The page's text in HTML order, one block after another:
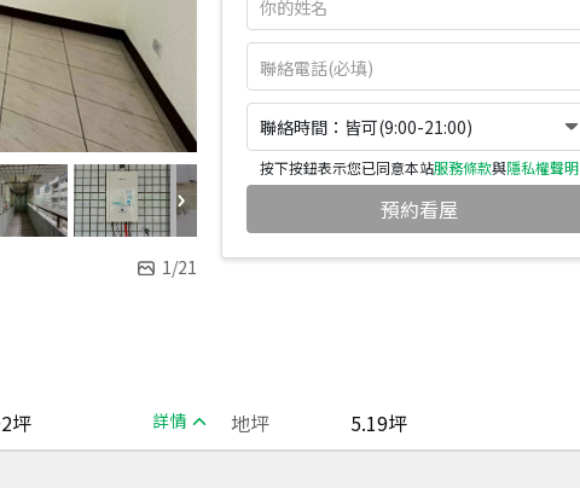
1/21
聯絡時間：皆可(9:00-21:00)
按下按鈕表示您已同意本站服務條款與隱私權聲明
預約看屋
坪 詳情 地坪
5.19坪